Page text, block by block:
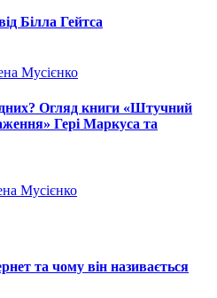
Білла Гейтса
Мусієнко
Огляд книги «Штучний
Гері Маркуса та
Мусієнко
та чому він називається